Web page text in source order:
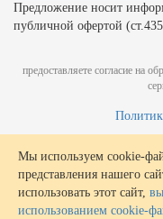
Предложение носит
публичной офертой
предоставляете согласие на
Мы используем cookie-
представления нашего
использовать этот сайт,
использованием cookie-